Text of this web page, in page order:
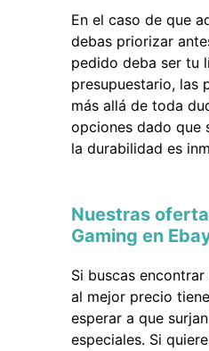
En el caso de que
debas priorizar
pedido deba ser tu
presupuestario, las
más allá de toda
opciones dado que
la durabilidad es
Nuestras
Gaming en
Si buscas
al mejor precio
esperar a que
especiales. Si